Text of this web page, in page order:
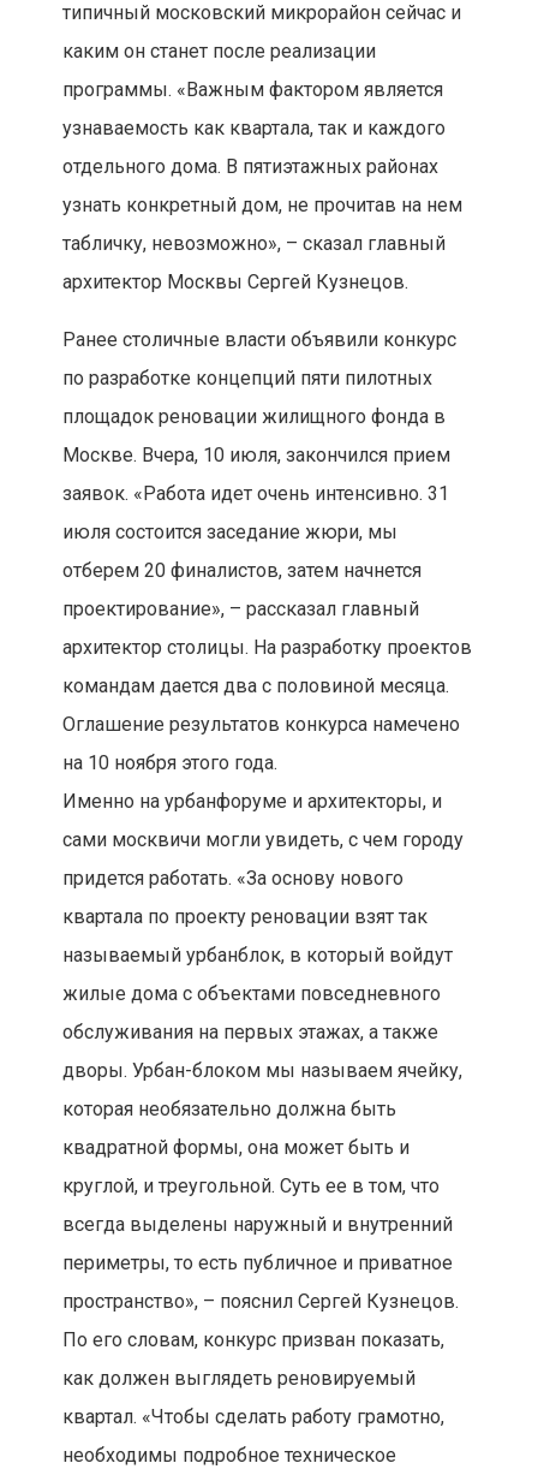
типичный московский микрорайон сейчас и
каким он станет после реализации
программы. «Важным фактором является
узнаваемость как квартала, так и каждого
отдельного дома. В пятиэтажных районах
узнать конкретный дом, не прочитав на нем
табличку, невозможно», – сказал главный
архитектор Москвы Сергей Кузнецов.
Ранее столичные власти объявили конкурс
по разработке концепций пяти пилотных
площадок реновации жилищного фонда в
Москве. Вчера, 10 июля, закончился прием
заявок. «Работа идет очень интенсивно. 31
июля состоится заседание жюри, мы
отберем 20 финалистов, затем начнется
проектирование», – рассказал главный
архитектор столицы. На разработку проектов
командам дается два с половиной месяца.
Оглашение результатов конкурса намечено
на 10 ноября этого года.
Именно на урбанфоруме и архитекторы, и
сами москвичи могли увидеть, с чем городу
придется работать. «За основу нового
квартала по проекту реновации взят так
называемый урбанблок, в который войдут
жилые дома с объектами повседневного
обслуживания на первых этажах, а также
дворы. Урбан-блоком мы называем ячейку,
которая необязательно должна быть
квадратной формы, она может быть и
круглой, и треугольной. Суть ее в том, что
всегда выделены наружный и внутренний
периметры, то есть публичное и приватное
пространство», – пояснил Сергей Кузнецов.
По его словам, конкурс призван показать,
как должен выглядеть реновируемый
квартал. «Чтобы сделать работу грамотно,
необходимы подробное техническое